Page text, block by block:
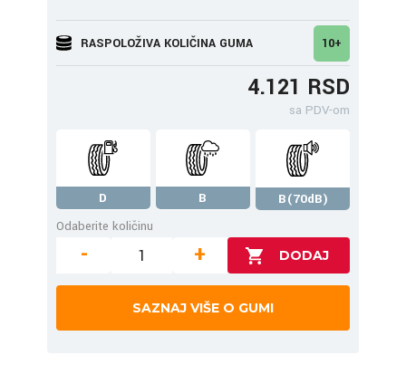
RASPOLOŽIVA KOLIČINA GUMA 10+
4.121 RSD
sa PDV-om
D B
B(70dB)
Odaberite količinu
- +
SAZNAJ VIŠE O GUMI